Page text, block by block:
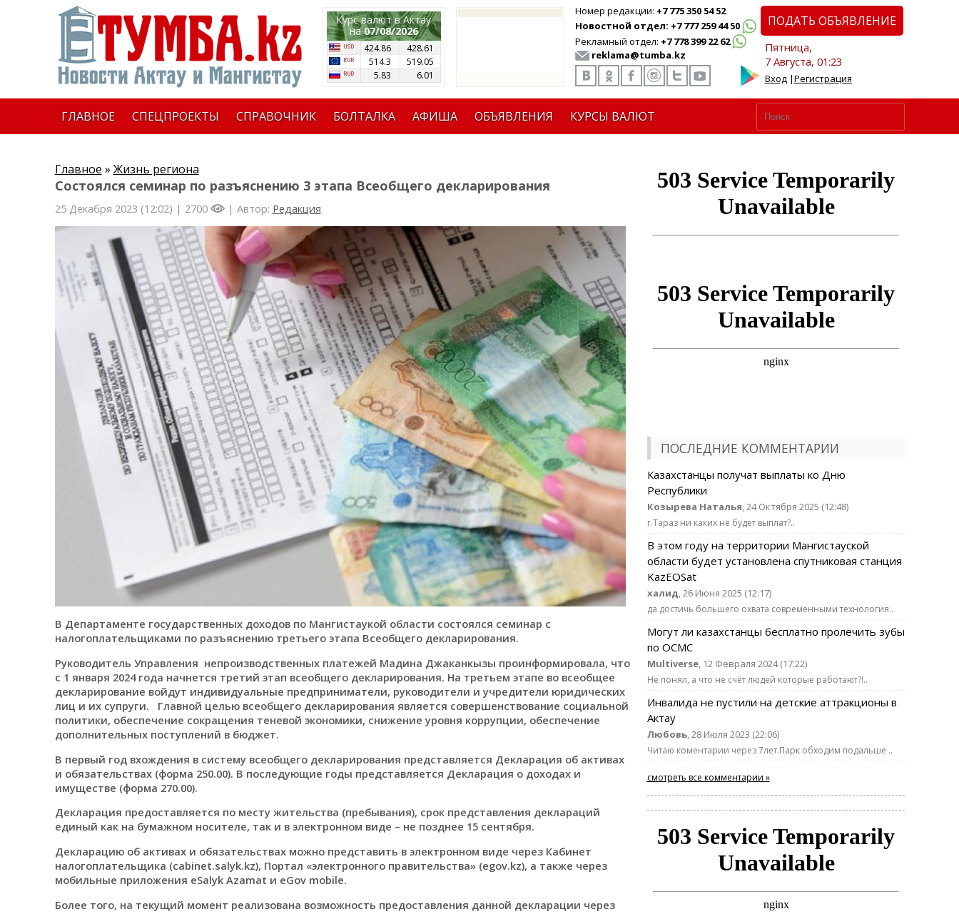
Курс валют в Актау
на07/08/2026
424.86
428.61
514.3
519.05
5.83
6.01
Номер редакции: +7 775 350 54 52
Новостной отдел: +7 777 259 44 50
Рекламный отдел: +7 778 399 22 62
reklama@tumba.kz
ПОДАТЬ ОБЪЯВЛЕНИЕ
Пятница,
7 Августа, 01:23
Вход|Регистрация
ГЛАВНОЕ СПЕЦПРОЕКТЫ СПРАВОЧНИК БОЛТАЛКА АФИША ОБЪЯВЛЕНИЯ КУРСЫ ВАЛЮТ
Главное » Жизнь региона
Состоялся семинар по разъяснению 3 этапа Всеобщего декларирования
25 Декабря 2023 (12:02) | 2700 | Автор: Редакция
В Департаменте государственных доходов по Мангистаукой области состоялся семинар с
налогоплательщиками по разъяснению третьего этапа Всеобщего декларирования.
Руководитель Управления непроизводственных платежей Мадина Джаканкызы проинформировала, что
с 1 января 2024 года начнется третий этап всеобщего декларирования. На третьем этапе во всеобщее
декларирование войдут индивидуальные предприниматели, руководители и учредители юридических
лиц и их супруги. Главной целью всеобщего декларирования является совершенствование социальной
политики, обеспечение сокращения теневой экономики, снижение уровня коррупции, обеспечение
дополнительных поступлений в бюджет.
В первый год вхождения в систему всеобщего декларирования представляется Декларация об активах
и обязательствах (форма 250.00). В последующие годы представляется Декларация о доходах и
имуществе (форма 270.00).
Декларация предоставляется по месту жительства (пребывания), срок представления деклараций
единый как на бумажном носителе, так и в электронном виде – не позднее 15 сентября.
Декларацию об активах и обязательствах можно представить в электронном виде через Кабинет
налогоплательщика (cabinet.salyk.kz), Портал «электронного правительства» (egov.kz), а также через
мобильные приложения eSalyk Azamat и eGov mobile.
Более того, на текущий момент реализована возможность предоставления данной декларации через
ПОСЛЕДНИЕ КОММЕНТАРИИ
Казахстанцы получат выплаты ко Дню
Республики
Козырева Наталья, 24 Октября 2025 (12:48)
г.Тараз ни каких не будет выплат?..
В этом году на территории Мангистауской
области будет установлена спутниковая станция
KazEOSat
халид, 26 Июня 2025 (12:17)
да достичь большего охвата современными технология..
Могут ли казахстанцы бесплатно пролечить зубы
по ОСМС
Multiverse, 12 Февраля 2024 (17:22)
Не понял, а что не счёт людей которые работают?!..
Инвалида не пустили на детские аттракционы в
Актау
Любовь, 28 Июля 2023 (22:06)
Читаю коментарии через 7лет.Парк обходим подальше ..
смотреть все комментарии »